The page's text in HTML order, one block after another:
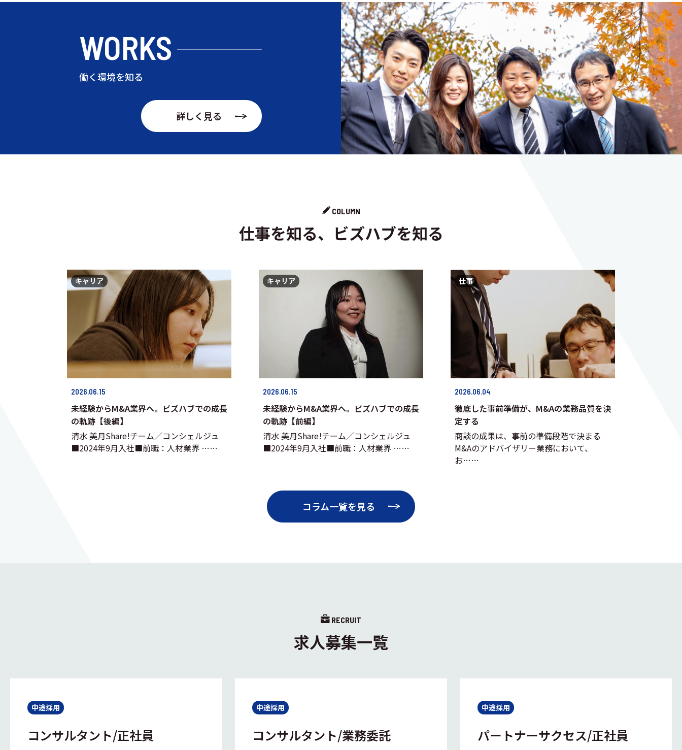
WORKS
働く環境を知る
詳しく見る
COLUMN
仕事を知る、ビズハブを知る
2026.06.15
未経験からM&A業界へ。ビズハブでの成長
の軌跡【後編】
清水 美月Share!チーム／コンシェルジュ
■2024年9月入社■前職：人材業界 ……
キャリア
2026.06.15
未経験からM&A業界へ。ビズハブでの成長
の軌跡【前編】
清水 美月Share!チーム／コンシェルジュ
■2024年9月入社■前職：人材業界 ……
キャリア
2026.06.04
徹底した事前準備が、M&Aの業務品質を決
定する
商談の成果は、事前の準備段階で決まる
M&Aのアドバイザリー業務において、
お……
仕事
コラム一覧を見る
RECRUIT
求人募集一覧
中途採用
コンサルタント/正社員
中途採用
コンサルタント/業務委託
中途採用
パートナーサクセス/正社員